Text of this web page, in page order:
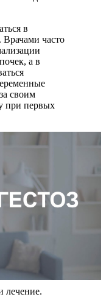
в
Врачами часто
а в
своим
при первых